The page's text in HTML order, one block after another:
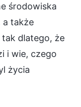
środowiska
a także
tak dlatego, że
i wie, czego
życia